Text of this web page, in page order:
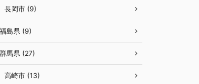
長岡市 (9)
福島県 (9)
群馬県 (27)
高崎市 (13)